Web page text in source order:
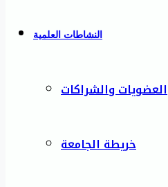
النشاطات العلمية
العضويات والشراكات
خريطة الجامعة